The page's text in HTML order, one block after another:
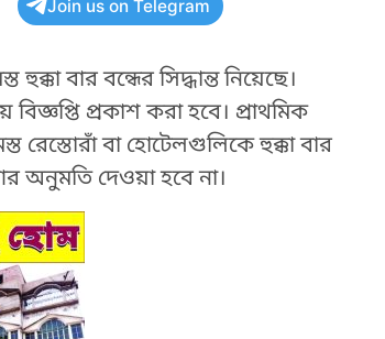
Join us on Telegram
বার বন্ধের সিদ্ধান্ত নিয়েছে।
প্রকাশ করা হবে। প্রাথমিক
বা হোটেলগুলিকে হুক্কা বার
অনুমতি দেওয়া হবে না।